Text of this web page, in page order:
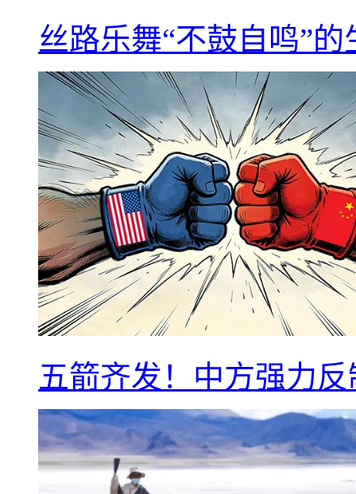
丝路乐舞“不鼓自鸣”
五箭齐发！中方强力